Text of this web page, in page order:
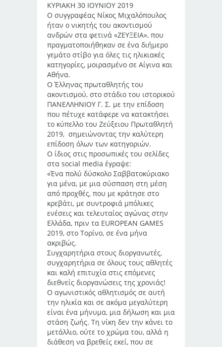
ΚΥΡΙΑΚΗ 30 ΙΟΥΝΙΟΥ 2019
Ο συγγραφέας Νίκος Μιχαλόπουλος
ήταν ο νικητής του ακοντισμού
ανδρών στα φετινά «ΖΕΥΞΕΙΑ», που
πραγματοποιήθηκαν σε ένα διήμερο
γεμάτο στίβο για όλες τις ηλικιακές
κατηγορίες, μοιρασμένο σε Αίγινα και
Αθήνα.
Ο Έλληνας πρωταθλητής του
ακοντισμού, στο στάδιο του ιστορικού
ΠΑΝΕΛΛΗΝΙΟΥ Γ. Σ. με την επίδοση
που πέτυχε κατάφερε να κατακτήσει
το κύπελλο του Ζεύξειου Πρωταθλητή
2019, σημειώνοντας την καλύτερη
επίδοση όλων των κατηγοριών.
Ο ίδιος στις προσωπικές του σελίδες
στα social media έγραψε:
«Ένα πολύ δύσκολο Σαββατοκύριακο
για μένα, με μια σύσπαση στη μέση
από προχθές, που με κράτησε στο
κρεβάτι, με συντροφιά μπόλικες
ενέσεις και τελευταίος αγώνας στην
Ελλάδα, πριν τα EUROPEAN GAMES
2019, στο Τορίνο, σε ένα μήνα
ακριβώς.
Συγχαρητήρια στους διοργανωτές,
συγχαρητήρια σε όλους τους αθλητές
και καλή επιτυχία στις επόμενες
διεθνείς διοργανώσεις της χρονιάς!
Ο αγωνιστικός αθλητισμός σε αυτή
την ηλικία και σε ακόμα μεγαλύτερη
είναι ένα μήνυμα, μια δήλωση και μια
στάση ζωής. Τη νίκη δεν την κάνει το
μετάλλιο, ούτε το χρώμα του, αλλά η
διάθεση να βρεθείς εκεί, που σε